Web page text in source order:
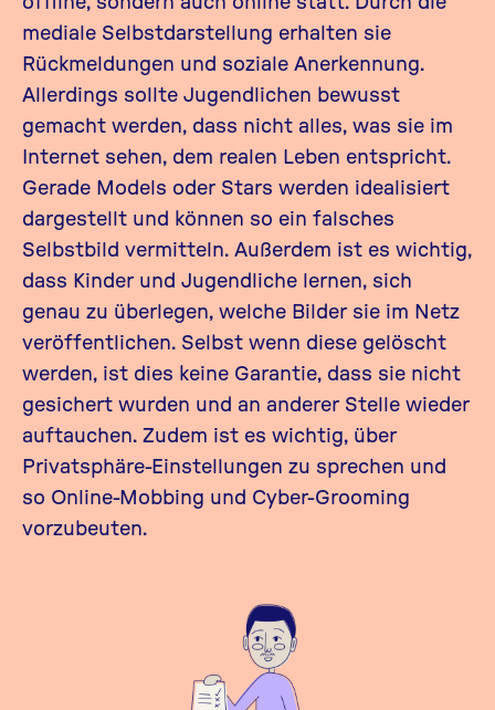
mediale Selbstdarstellung erhalten sie
Rückmeldungen und soziale Anerkennung.
Allerdings sollte Jugendlichen bewusst
gemacht werden, dass nicht alles, was sie im
Internet sehen, dem realen Leben entspricht.
Gerade Models oder Stars werden idealisiert
dargestellt und können so ein falsches
Selbstbild vermitteln. Außerdem ist es wichtig,
dass Kinder und Jugendliche lernen, sich
genau zu überlegen, welche Bilder sie im Netz
veröffentlichen. Selbst wenn diese gelöscht
werden, ist dies keine Garantie, dass sie nicht
gesichert wurden und an anderer Stelle wieder
auftauchen. Zudem ist es wichtig, über
Privatsphäre-Einstellungen zu sprechen und
so Online-Mobbing und Cyber-Grooming
vorzubeuten.